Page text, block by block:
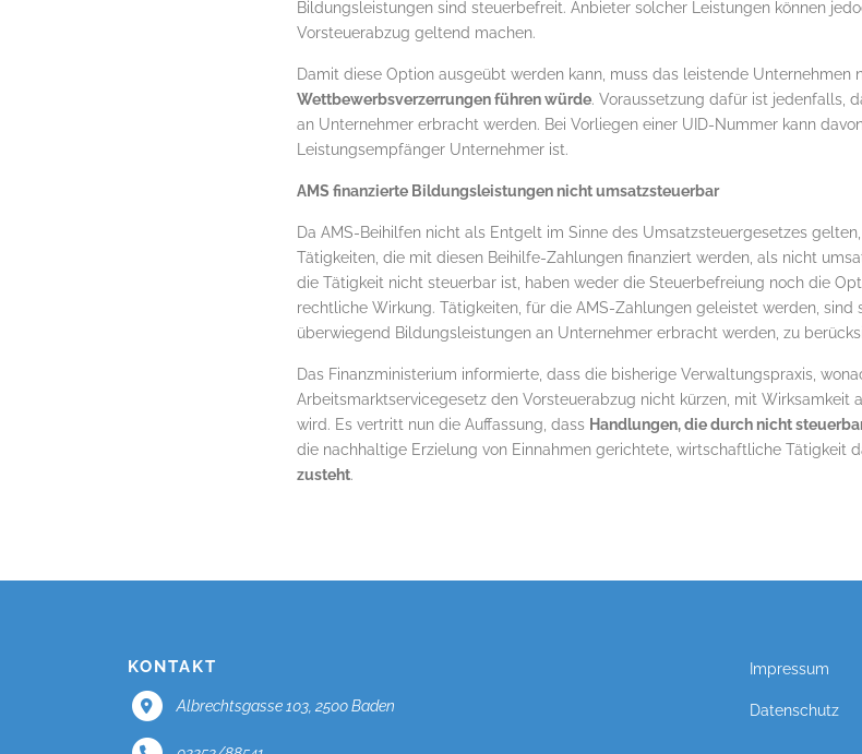
Bildungsleistungen sind steuerbefreit. Anbieter solcher Leistungen können
Vorsteuerabzug geltend machen.
Damit diese Option ausgeübt werden kann, muss das leistende Unternehmen
Wettbewerbsverzerrungen führen würde. Voraussetzung dafür ist jedenfalls,
an Unternehmer erbracht werden. Bei Vorliegen einer UID-Nummer kann
Leistungsempfänger Unternehmer ist.
AMS finanzierte Bildungsleistungen nicht umsatzsteuerbar
Da AMS-Beihilfen nicht als Entgelt im Sinne des Umsatzsteuergesetzes
Tätigkeiten, die mit diesen Beihilfe-Zahlungen finanziert werden, als nicht
die Tätigkeit nicht steuerbar ist, haben weder die Steuerbefreiung noch die
rechtliche Wirkung. Tätigkeiten, für die AMS-Zahlungen geleistet werden,
überwiegend Bildungsleistungen an Unternehmer erbracht werden, zu
Das Finanzministerium informierte, dass die bisherige Verwaltungspraxis,
Arbeitsmarktservicegesetz den Vorsteuerabzug nicht kürzen, mit Wirksamkeit
wird. Es vertritt nun die Auffassung, dass Handlungen, die durch nicht
die nachhaltige Erzielung von Einnahmen gerichtete, wirtschaftliche Tätigkeit
zusteht.
KONTAKT
Albrechtsgasse 103, 2500 Baden
Impressum
Datenschutz